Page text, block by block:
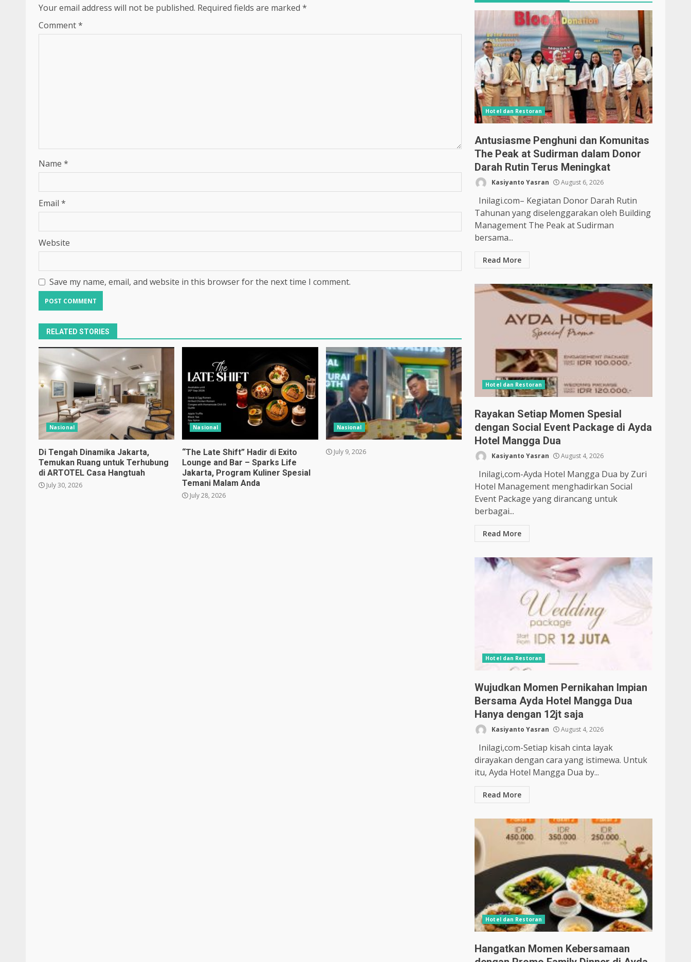
Your email address will not be published. Required fields are marked *
Comment*
Name *
Email *
Website
Save my name, email, and website in this browser for the next time I comment.
RELATED STORIES
Nasional
Di Tengah Dinamika Jakarta,
Temukan Ruang untuk Terhubung
di ARTOTEL Casa Hangtuah
July 30, 2026
Nasional
“The Late Shift” Hadir di Exito
Lounge and Bar – Sparks Life
Jakarta, Program Kuliner Spesial
Temani Malam Anda
July 28, 2026
Nasional
July 9, 2026
Hotel dan Restoran
Antusiasme Penghuni dan Komunitas
The Peak at Sudirman dalam Donor
Darah Rutin Terus Meningkat
Kasiyanto Yasran August 6, 2026
Inilagi.com– Kegiatan Donor Darah Rutin
Tahunan yang diselenggarakan oleh Building
Management The Peak at Sudirman
bersama...
Read More
Hotel dan Restoran
Rayakan Setiap Momen Spesial
dengan Social Event Package di Ayda
Hotel Mangga Dua
Kasiyanto Yasran August 4, 2026
Inilagi,com-Ayda Hotel Mangga Dua by Zuri
Hotel Management menghadirkan Social
Event Package yang dirancang untuk
berbagai...
Read More
Hotel dan Restoran
Wujudkan Momen Pernikahan Impian
Bersama Ayda Hotel Mangga Dua
Hanya dengan 12jt saja
Kasiyanto Yasran August 4, 2026
Inilagi,com-Setiap kisah cinta layak
dirayakan dengan cara yang istimewa. Untuk
itu, Ayda Hotel Mangga Dua by...
Read More
Hotel dan Restoran
Hangatkan Momen Kebersamaan